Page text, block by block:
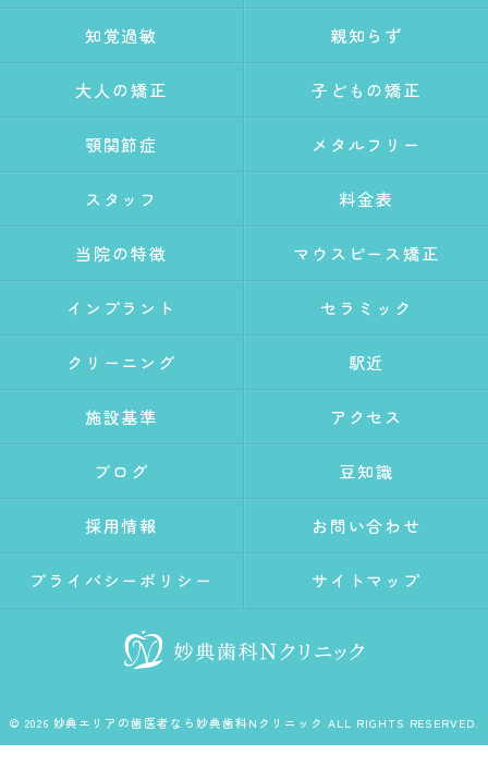
知覚過敏 親知らず
大人の矯正 子どもの矯正
顎関節症 メタルフリー
スタッフ 料金表
当院の特徴 マウスピース矯正
インプラント セラミック
クリーニング 駅近
施設基準 アクセス
ブログ 豆知識
採用情報 お問い合わせ
プライバシーポリシー サイトマップ
© 2026 妙典エリアの歯医者なら妙典歯科Nクリニック ALL RIGHTS RESERVED.